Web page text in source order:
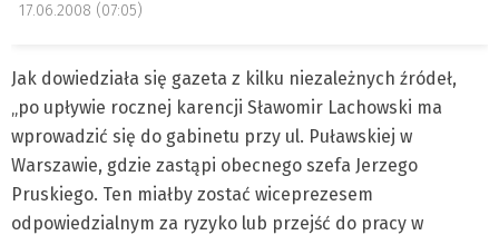
17.06.2008 (07:05)
Jak dowiedziała się gazeta z kilku niezależnych źródeł,
„po upływie rocznej karencji Sławomir Lachowski ma
wprowadzić się do gabinetu przy ul. Puławskiej w
Warszawie, gdzie zastąpi obecnego szefa Jerzego
Pruskiego. Ten miałby zostać wiceprezesem
odpowiedzialnym za ryzyko lub przejść do pracy w